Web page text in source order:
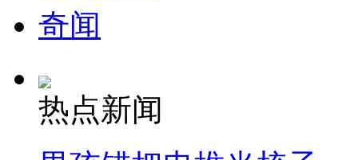
奇闻
热点新闻